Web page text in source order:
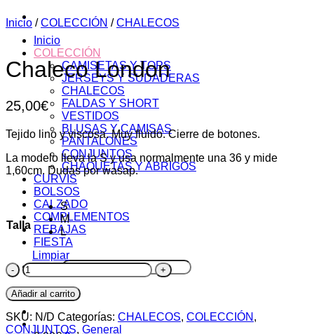
Inicio
COLECCIÓN
CAMISETAS Y TOPS
JERSEYS Y SUDADERAS
CHALECOS
FALDAS Y SHORT
VESTIDOS
BLUSAS Y CAMISAS
PANTALONES
CONJUNTOS
CHAQUETAS Y ABRIGOS
CURVIS
BOLSOS
CALZADO
COMPLEMENTOS
REBAJAS
FIESTA
Buscar
por:
Inicio / COLECCIÓN / CHALECOS
Chaleco London
25,00€
Tejido lino y viscosa. Muy fluido. Cierre de botones.
La modelo lleva la S y usa normalmente una 36 y mide
1,60cm. Dudas por wasap.
Talla
S
M
L
Limpiar
Chaleco
London
cantidad
Añadir al carrito
SKU: N/D Categorías: CHALECOS, COLECCIÓN ,
CONJUNTOS, General